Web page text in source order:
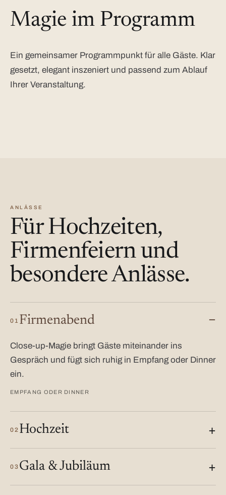
Magie im Programm
Ein gemeinsamer Programmpunkt für alle Gäste. Klar
gesetzt, elegant inszeniert und passend zum Ablauf
Ihrer Veranstaltung.
ANLÄSSE
Für Hochzeiten,
Firmenfeiern und
besondere Anlässe.
01 Firmenabend
Close-up-Magie bringt Gäste miteinander ins
Gespräch und fügt sich ruhig in Empfang oder Dinner
ein.
EMPFANG ODER DINNER
02 Hochzeit
03 Gala & Jubiläum